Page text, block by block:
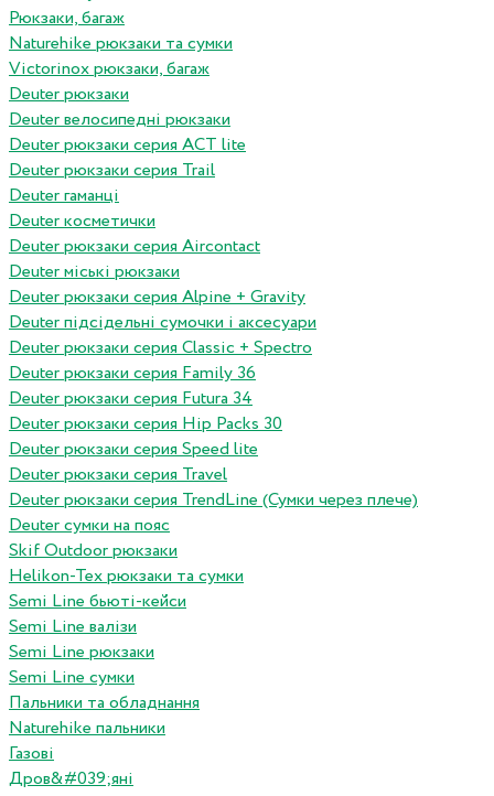
Рюкзаки, багаж
Naturehike рюкзаки та сумки
Victorinox рюкзаки, багаж
Deuter рюкзаки
Deuter велосипедні рюкзаки
Deuter рюкзаки серия ACT lite
Deuter рюкзаки серия Trail
Deuter гаманці
Deuter косметички
Deuter рюкзаки серия Aircontact
Deuter міські рюкзаки
Deuter рюкзаки серия Alpine + Gravity
Deuter підсідельні сумочки і аксесуари
Deuter рюкзаки серия Classic + Spectro
Deuter рюкзаки серия Family 36
Deuter рюкзаки серия Futura 34
Deuter рюкзаки серия Hip Packs 30
Deuter рюкзаки серия Speed lite
Deuter рюкзаки серия Travel
Deuter рюкзаки серия TrendLine (Сумки через плече)
Deuter сумки на пояс
Skif Outdoor рюкзаки
Helikon-Tex рюкзаки та сумки
Semi Line бьюті-кейси
Semi Line валізи
Semi Line рюкзаки
Semi Line сумки
Пальники та обладнання
Naturehike пальники
Газові
Дров&#039;яні